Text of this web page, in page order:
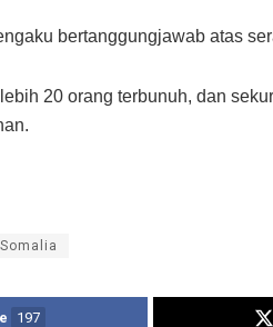
bertanggungjawab atas
20 orang terbunuh, dan
Somalia
197